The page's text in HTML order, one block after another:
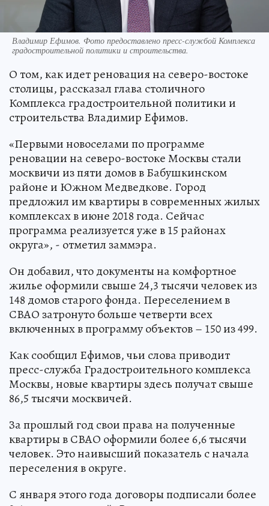
Владимир Ефимов. Фото предоставлено пресс-службой Комплекса
градостроительной политики и строительства.
О том, как идет реновация на северо-востоке
столицы, рассказал глава столичного
Комплекса градостроительной политики и
строительства Владимир Ефимов.
«Первыми новоселами по программе
реновации на северо-востоке Москвы стали
москвичи из пяти домов в Бабушкинском
районе и Южном Медведкове. Город
предложил им квартиры в современных жилых
комплексах в июне 2018 года. Сейчас
программа реализуется уже в 15 районах
округа», - отметил заммэра.
Он добавил, что документы на комфортное
жилье оформили свыше 24,3 тысячи человек из
148 домов старого фонда. Переселением в
СВАО затронуто больше четверти всех
включенных в программу объектов – 150 из 499.
Как сообщил Ефимов, чьи слова приводит
пресс-служба Градостроительного комплекса
Москвы, новые квартиры здесь получат свыше
86,5 тысячи москвичей.
За прошлый год свои права на полученные
квартиры в СВАО оформили более 6,6 тысячи
человек. Это наивысший показатель с начала
переселения в округе.
С января этого года договоры подписали более